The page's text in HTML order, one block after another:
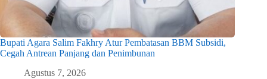
Bupati Agara Salim Fakhry Atur Pembatasan BBM Subsidi,
Cegah Antrean Panjang dan Penimbunan
Agustus 7, 2026